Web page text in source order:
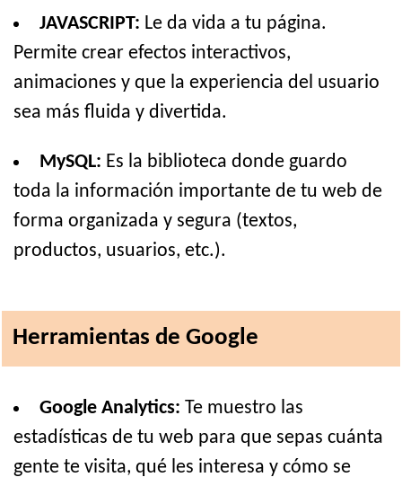
JAVASCRIPT: Le da vida a tu página.
Permite crear efectos interactivos,
animaciones y que la experiencia del usuario
sea más fluida y divertida.
MySQL: Es la biblioteca donde guardo
toda la información importante de tu web de
forma organizada y segura (textos,
productos, usuarios, etc.).
Herramientas de Google
Google Analytics: Te muestro las
estadísticas de tu web para que sepas cuánta
gente te visita, qué les interesa y cómo se